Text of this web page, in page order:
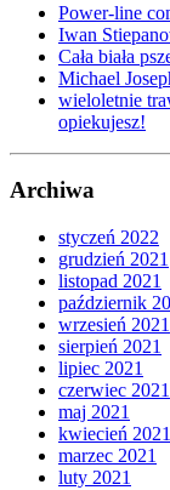
Power-line
Iwan
Cała biała
Michael
wieloletnie
opiekujesz!
Archiwa
styczeń 2022
grudzień 2021
listopad 2021
październik
wrzesień 2021
sierpień 2021
lipiec 2021
czerwiec 2021
maj 2021
kwiecień 2021
marzec 2021
luty 2021